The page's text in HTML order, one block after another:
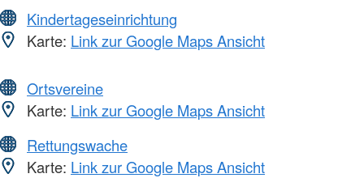
Kindertageseinrichtung
Karte: Link zur Google Maps Ansicht
Ortsvereine
Karte: Link zur Google Maps Ansicht
Rettungswache
Karte: Link zur Google Maps Ansicht